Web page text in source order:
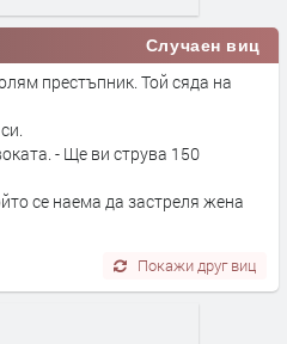
Случаен виц
престъпник. Той сяда на
- Ще ви струва 150
се наема да застреля жена
Покажи друг виц